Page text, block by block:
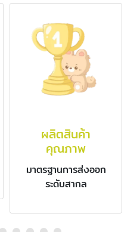
า
รส่งออก
สินค้าทางเลือก
Friendly